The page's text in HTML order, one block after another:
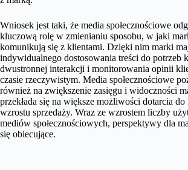
Wniosek jest taki, że media społecznościowe
kluczową rolę w zmienianiu sposobu, w jaki
komunikują się z klientami. Dzięki nim marki
indywidualnego dostosowania treści do potrzeb
dwustronnej interakcji i monitorowania opinii
czasie rzeczywistym. Media społecznościowe
również na zwiększenie zasięgu i widoczności
przekłada się na większe możliwości dotarcia
wzrostu sprzedaży. Wraz ze wzrostem liczby
mediów społecznościowych, perspektywy dla
się obiecujące.